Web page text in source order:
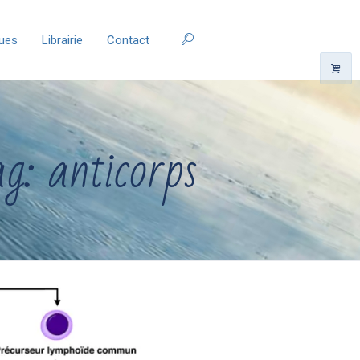
Librairie Contact
anticorps